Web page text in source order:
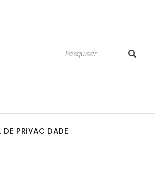
DE PRIVACIDADE